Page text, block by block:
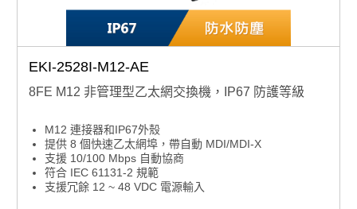
EKI-2528I-M12-AE
8FE M12 非管理型乙太網交換機，IP67 防護等級
M12 連接器和IP67外殼
提供 8 個快速乙太網埠，帶自動 MDI/MDI-X
支援 10/100 Mbps 自動協商
符合 IEC 61131-2 規範
支援冗餘 12 ~ 48 VDC 電源輸入